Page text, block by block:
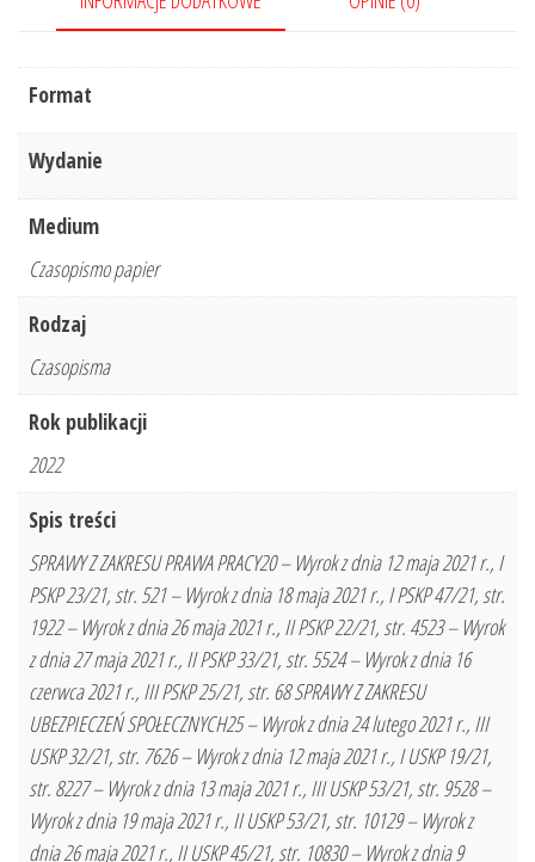
Ubezpieczeń
-
3/2022
Format
Wydanie
Medium
Czasopismo papier
Rodzaj
Czasopisma
Rok publikacji
2022
Spis treści
SPRAWY Z ZAKRESU PRAWA PRACY20 – Wyrok z dnia 12 maja 2021 r., I
PSKP 23/21, str. 521 – Wyrok z dnia 18 maja 2021 r., I PSKP 47/21, str.
1922 – Wyrok z dnia 26 maja 2021 r., II PSKP 22/21, str. 4523 – Wyrok
z dnia 27 maja 2021 r., II PSKP 33/21, str. 5524 – Wyrok z dnia 16
czerwca 2021 r., III PSKP 25/21, str. 68 SPRAWY Z ZAKRESU
UBEZPIECZEŃ SPOŁECZNYCH25 – Wyrok z dnia 24 lutego 2021 r., III
USKP 32/21, str. 7626 – Wyrok z dnia 12 maja 2021 r., I USKP 19/21,
str. 8227 – Wyrok z dnia 13 maja 2021 r., III USKP 53/21, str. 9528 –
Wyrok z dnia 19 maja 2021 r., II USKP 53/21, str. 10129 – Wyrok z
dnia 26 maja 2021 r., II USKP 45/21, str. 10830 – Wyrok z dnia 9